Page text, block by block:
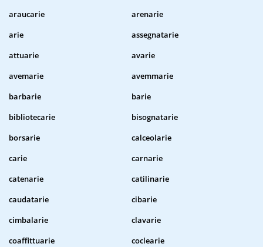
araucarie
arenarie
arie
assegnatarie
attuarie
avarie
avemarie
avemmarie
barbarie
barie
bibliotecarie
bisognatarie
borsarie
calceolarie
carie
carnarie
catenarie
catilinarie
caudatarie
cibarie
cimbalarie
clavarie
coaffittuarie
coclearie